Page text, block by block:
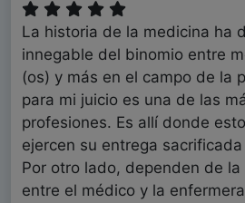
La historia de la medicina ha
innegable del binomio entre
(os) y más en el campo de la
para mi juicio es una de las
profesiones. Es allí donde
ejercen su entrega
Por otro lado, dependen de la
entre el médico y la